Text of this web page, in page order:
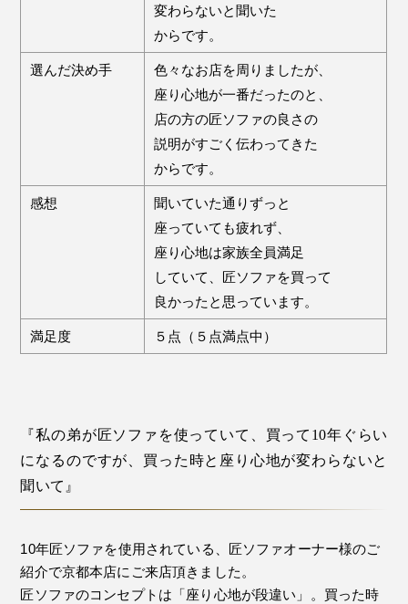
変わらないと聞いた
からです。
選んだ決め手
色々なお店を周りましたが、
座り心地が一番だったのと、
店の方の匠ソファの良さの
説明がすごく伝わってきた
からです。
感想
聞いていた通りずっと
座っていても疲れず、
座り心地は家族全員満足
していて、匠ソファを買って
良かったと思っています。
満足度 ５点（５点満点中）
『私の弟が匠ソファを使っていて、買って10年ぐらい
になるのですが、買った時と座り心地が変わらないと
聞いて』
10年匠ソファを使用されている、匠ソファオーナー様のご
紹介で京都本店にご来店頂きました。
匠ソファのコンセプトは「座り心地が段違い」。買った時